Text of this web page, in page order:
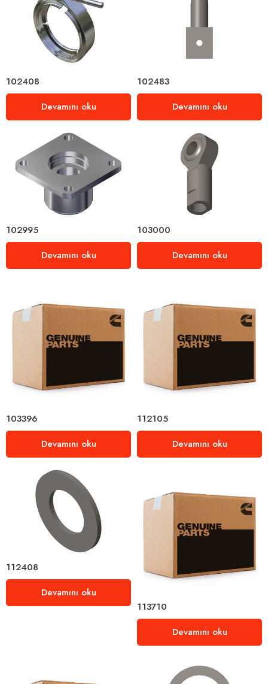
102408
Devamını oku
102483
Devamını oku
102995
Devamını oku
103000
Devamını oku
103396
Devamını oku
112105
Devamını oku
112408
Devamını oku
113710
Devamını oku